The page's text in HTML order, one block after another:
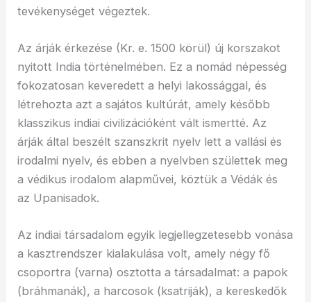
tevékenységet végeztek.
Az árják érkezése (Kr. e. 1500 körül) új korszakot
nyitott India történelmében. Ez a nomád népesség
fokozatosan keveredett a helyi lakossággal, és
létrehozta azt a sajátos kultúrát, amely később
klasszikus indiai civilizációként vált ismertté. Az
árják által beszélt szanszkrit nyelv lett a vallási és
irodalmi nyelv, és ebben a nyelvben születtek meg
a védikus irodalom alapművei, köztük a Védák és
az Upanisadok.
Az indiai társadalom egyik legjellegzetesebb vonása
a kasztrendszer kialakulása volt, amely négy fő
csoportra (varna) osztotta a társadalmat: a papok
(bráhmanák), a harcosok (ksatriják), a kereskedők